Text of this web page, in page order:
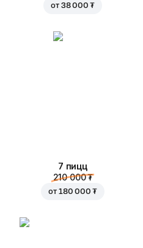
от 38 000 ₮
7 пицц
210 000 ₮
от 180 000 ₮